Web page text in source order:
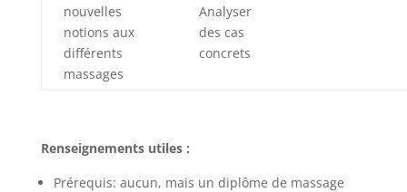
nouvelles
notions aux
différents
massages
Analyser
des cas
concrets
Renseignements utiles :
Prérequis: aucun, mais un diplôme de massage